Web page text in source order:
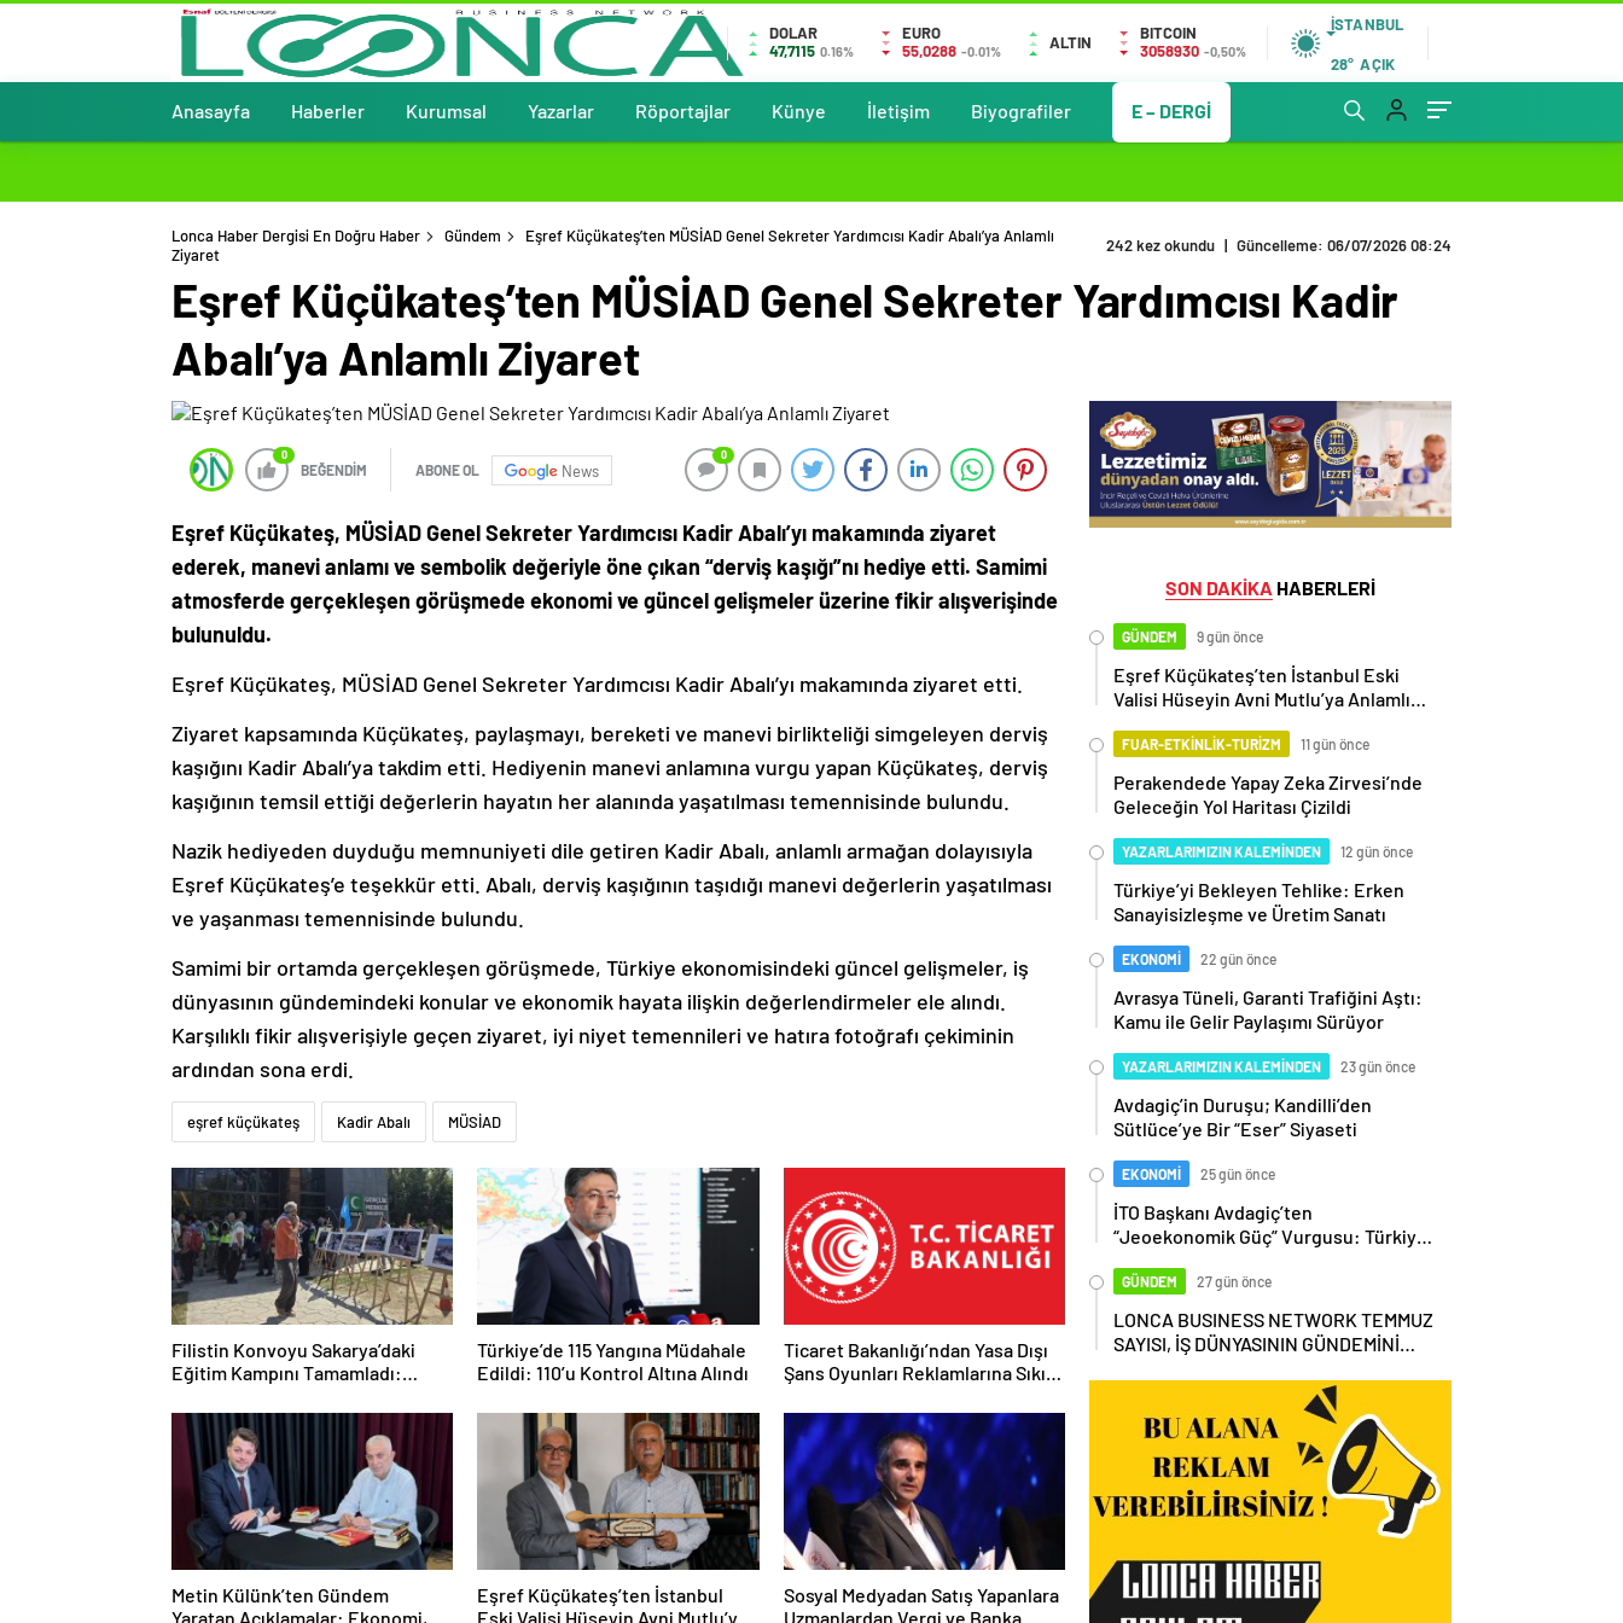
DOLAR
47,7115 0.16%
EURO
55,0288 -0.01% ALTIN
BITCOIN
3058930 -0,50%
İSTANBUL
28° AÇIK
Anasayfa Haberler Kurumsal Yazarlar Röportajlar Künye İletişim Biyografiler E – DERGİ
Lonca Haber Dergisi En Doğru Haber Gündem
Eşref Küçükateş’ten MÜSİAD Genel Sekreter Yardımcısı Kadir Abalı’ya Anlamlı
Ziyaret
242 kez okundu | Güncelleme: 06/07/2026 08:24
Eşref Küçükateş’ten MÜSİAD Genel Sekreter Yardımcısı Kadir
Abalı’ya Anlamlı Ziyaret
0
BEĞENDİM ABONE OL News
0
Eşref Küçükateş, MÜSİAD Genel Sekreter Yardımcısı Kadir Abalı’yı makamında ziyaret
ederek, manevi anlamı ve sembolik değeriyle öne çıkan “derviş kaşığı”nı hediye etti. Samimi
atmosferde gerçekleşen görüşmede ekonomi ve güncel gelişmeler üzerine fikir alışverişinde
bulunuldu.
Eşref Küçükateş, MÜSİAD Genel Sekreter Yardımcısı Kadir Abalı’yı makamında ziyaret etti.
Ziyaret kapsamında Küçükateş, paylaşmayı, bereketi ve manevi birlikteliği simgeleyen derviş
kaşığını Kadir Abalı’ya takdim etti. Hediyenin manevi anlamına vurgu yapan Küçükateş, derviş
kaşığının temsil ettiği değerlerin hayatın her alanında yaşatılması temennisinde bulundu.
Nazik hediyeden duyduğu memnuniyeti dile getiren Kadir Abalı, anlamlı armağan dolayısıyla
Eşref Küçükateş’e teşekkür etti. Abalı, derviş kaşığının taşıdığı manevi değerlerin yaşatılması
ve yaşanması temennisinde bulundu.
Samimi bir ortamda gerçekleşen görüşmede, Türkiye ekonomisindeki güncel gelişmeler, iş
dünyasının gündemindeki konular ve ekonomik hayata ilişkin değerlendirmeler ele alındı.
Karşılıklı fikir alışverişiyle geçen ziyaret, iyi niyet temennileri ve hatıra fotoğrafı çekiminin
ardından sona erdi.
eşref küçükateş Kadir Abalı MÜSİAD
Filistin Konvoyu Sakarya’daki
Eğitim Kampını Tamamladı:
Türkiye’de 115 Yangına Müdahale
Edildi: 110’u Kontrol Altına Alındı
Ticaret Bakanlığı’ndan Yasa Dışı
Şans Oyunları Reklamlarına Sıkı
Metin Külünk’ten Gündem
Yaratan Açıklamalar: Ekonomi,
Eşref Küçükateş’ten İstanbul
Eski Valisi Hüseyin Avni Mutlu’ya
Sosyal Medyadan Satış Yapanlara
Uzmanlardan Vergi ve Banka
SON DAKİKA HABERLERİ
GÜNDEM 9 gün önce
Eşref Küçükateş’ten İstanbul Eski
Valisi Hüseyin Avni Mutlu’ya Anlamlı
FUAR-ETKİNLİK-TURİZM 11 gün önce
Perakendede Yapay Zeka Zirvesi’nde
Geleceğin Yol Haritası Çizildi
YAZARLARIMIZIN KALEMİNDEN 12 gün önce
Türkiye’yi Bekleyen Tehlike: Erken
Sanayisizleşme ve Üretim Sanatı
EKONOMİ 22 gün önce
Avrasya Tüneli, Garanti Trafiğini Aştı:
Kamu ile Gelir Paylaşımı Sürüyor
YAZARLARIMIZIN KALEMİNDEN 23 gün önce
Avdagiç’in Duruşu; Kandilli’den
Sütlüce’ye Bir “Eser” Siyaseti
EKONOMİ 25 gün önce
İTO Başkanı Avdagiç’ten
“Jeoekonomik Güç” Vurgusu: Türkiye,
Olmalı
GÜNDEM 27 gün önce
LONCA BUSINESS NETWORK TEMMUZ
SAYISI, İŞ DÜNYASININ GÜNDEMİNİ